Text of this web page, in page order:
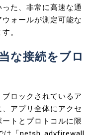
た、非常に高速な通
ォールが測定可能な
。
な接続をブロ
ロックされているア
アプリ全体にアクセ
トとプロトコルに限